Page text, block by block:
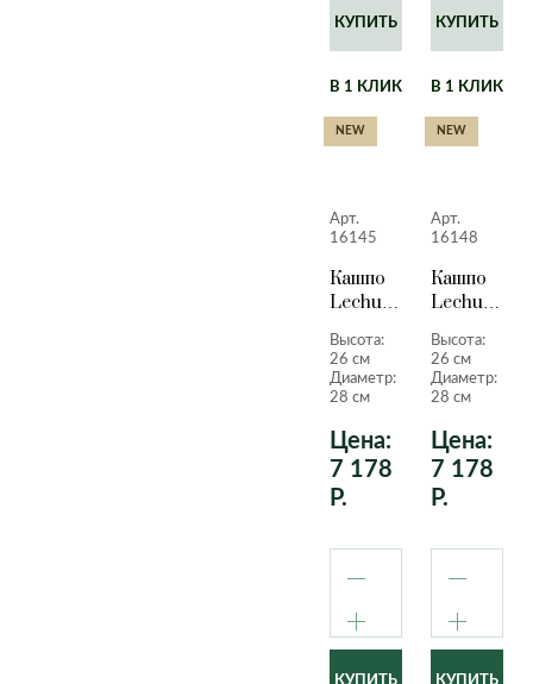
КУПИТЬ
В 1 КЛИК
КУПИТЬ
В 1 КЛИК
NEW
Арт.
16145
Кашпо
Lechuza
LS
серо-
коричневый
26 см.
Высота:
26 см
Диаметр:
28 см
Цена:
7 178
Р.
NEW
Арт.
16148
Кашпо
Lechuza
LS
металлик
Высота:
26 см
Диаметр:
28 см
Цена:
7 178
Р.